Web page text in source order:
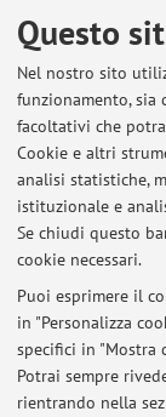
Questo
Nel nostro sito
funzionamento, sia
facoltativi che
Cookie e altri
analisi statistiche,
istituzionale e
Se chiudi questo
cookie necessari.
Puoi esprimere il
in "Personalizza
specifici in "Mostra
Potrai sempre
rientrando nella
Contenuti utili
Al momento
Al
Area riservata
Accedi tramitelogin